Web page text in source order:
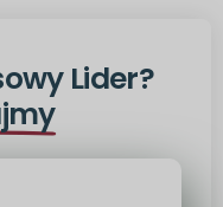
Lider?